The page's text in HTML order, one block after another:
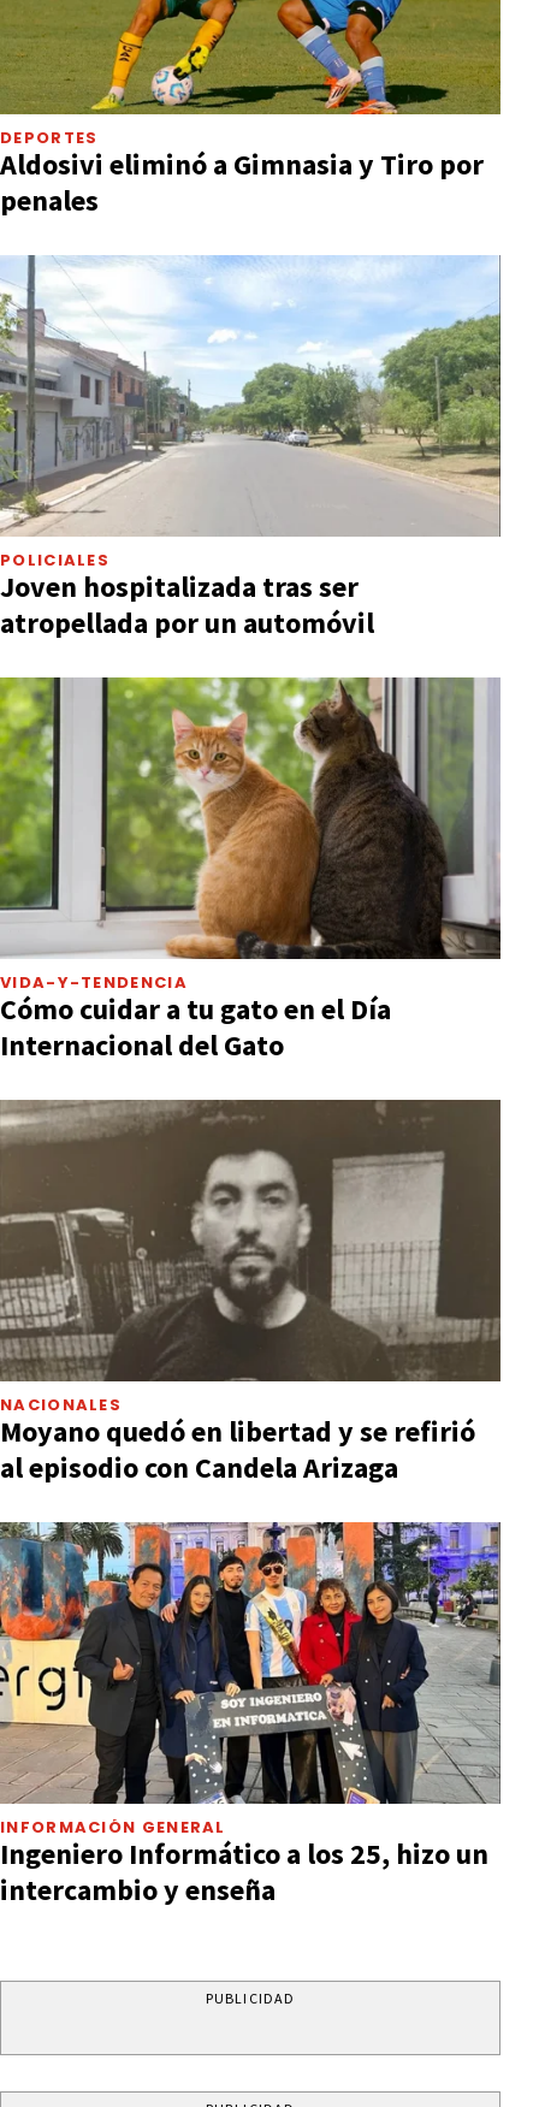
DEPORTES
Aldosivi eliminó a Gimnasia y Tiro por
penales
POLICIALES
Joven hospitalizada tras ser
atropellada por un automóvil
VIDA-Y-TENDENCIA
Cómo cuidar a tu gato en el Día
Internacional del Gato
NACIONALES
Moyano quedó en libertad y se refirió
al episodio con Candela Arizaga
INFORMACIÓN GENERAL
Ingeniero Informático a los 25, hizo un
intercambio y enseña
PUBLICIDAD